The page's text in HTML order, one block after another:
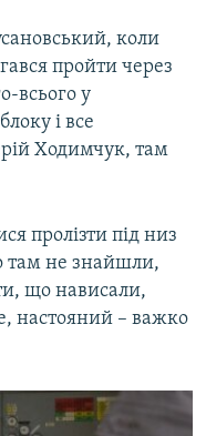
коли
пройти через
всього у
і все
Ходимчук, там
пролізти під низ
там не знайшли,
що нависали,
настояний – важко